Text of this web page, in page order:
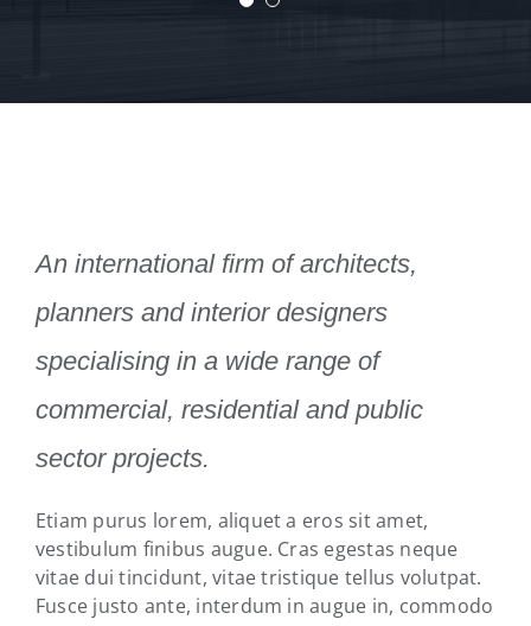
An international firm of architects,
planners and interior designers
specialising in a wide range of
commercial, residential and public
sector projects.
Etiam purus lorem, aliquet a eros sit amet,
vestibulum finibus augue. Cras egestas neque
vitae dui tincidunt, vitae tristique tellus volutpat.
Fusce justo ante, interdum in augue in, commodo